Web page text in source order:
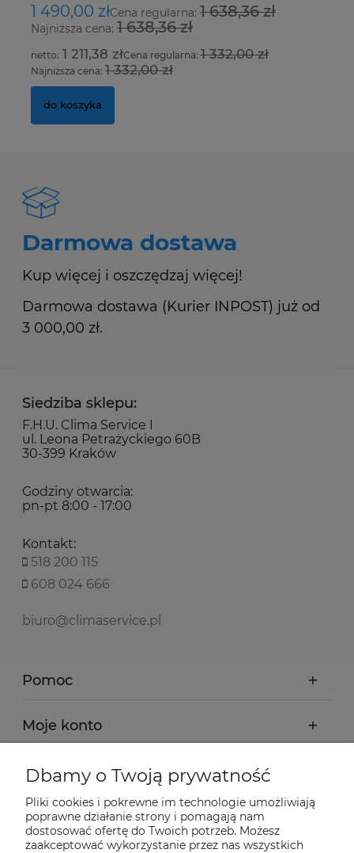
1 490,00 złCena regularna: 1 638,36 zł
Najniższa cena: 1 638,36 zł
1 211,38 złCena regularna:1 332,00 zł
Najniższa cena: 1 332,00 zł
do koszyka
Darmowa dostawa
Kup więcej i oszczędzaj więcej!
Darmowa dostawa (Kurier INPOST) już od
3 000,00 zł.
Siedziba sklepu:
F.H.U. Clima Service I
ul. Leona Petrażyckiego 60B
30-399 Kraków
Godziny otwarcia:
pn-pt 8:00 - 17:00
Kontakt:
518 200 115
608 024 666
biuro@climaservice.pl
Pomoc
Moje konto
Płatności i dostawa
Informacje
Dbamy o Twoją prywatność
Pliki cookies i pokrewne im technologie umożliwiają
poprawne działanie strony i pomagają nam
dostosować ofertę do Twoich potrzeb. Możesz
zaakceptować wykorzystanie przez nas wszystkich